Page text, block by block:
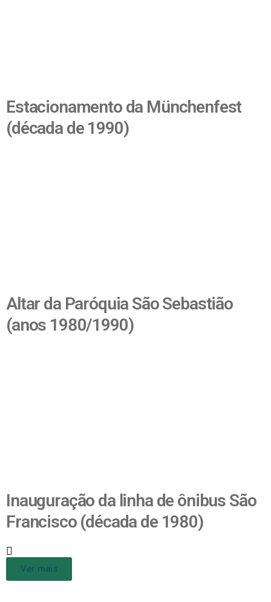
Estacionamento da Münchenfest
(década de 1990)
Altar da Paróquia São Sebastião
(anos 1980/1990)
Inauguração da linha de ônibus São
Francisco (década de 1980)
Ver mais